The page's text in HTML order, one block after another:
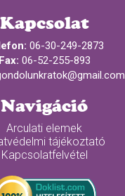
Kapcsolat
06-30-249-2873
Fax: 06-52-255-893
Navigáció
Arculati elemek
tájékoztató
Kapcsolatfelvétel